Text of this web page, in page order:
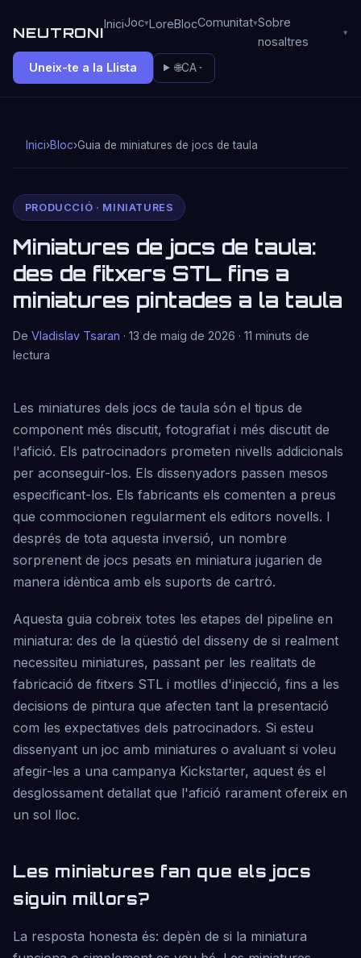
NEUTRONIIniciJoc LoreBlocComunitat Sobre
nosaltres
Uneix-te a la Llista
🌐CA
Inici›Bloc›Guia de miniatures de jocs de taula
PRODUCCIÓ · MINIATURES
Miniatures de jocs de taula:
des de fitxers STL fins a
miniatures pintades a la taula
De Vladislav Tsaran · 13 de maig de 2026 · 11 minuts de
lectura
Les miniatures dels jocs de taula són el tipus de
component més discutit, fotografiat i més discutit de
l'afició. Els patrocinadors prometen nivells addicionals
per aconseguir-los. Els dissenyadors passen mesos
especificant-los. Els fabricants els comenten a preus
que commocionen regularment els editors novells. I
després de tota aquesta inversió, un nombre
sorprenent de jocs pesats en miniatura jugarien de
manera idèntica amb els suports de cartró.
Aquesta guia cobreix totes les etapes del pipeline en
miniatura: des de la qüestió del disseny de si realment
necessiteu miniatures, passant per les realitats de
fabricació de fitxers STL i motlles d'injecció, fins a les
decisions de pintura que afecten tant la presentació
com les expectatives dels patrocinadors. Si esteu
dissenyant un joc amb miniatures o avaluant si voleu
afegir-les a una campanya Kickstarter, aquest és el
desglossament detallat que l'afició rarament ofereix en
un sol lloc.
Les miniatures fan que els jocs
siguin millors?
La resposta honesta és: depèn de si la miniatura